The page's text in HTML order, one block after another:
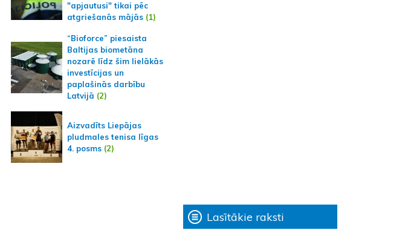
"apjautusi" tikai pēc
atgriešanās mājās (1)
“Bioforce” piesaista
Baltijas biometāna
nozarē līdz šim lielākās
investīcijas un
paplašinās darbību
Latvijā (2)
Aizvadīts Liepājas
pludmales tenisa līgas
4. posms (2)
Lasītākie raksti